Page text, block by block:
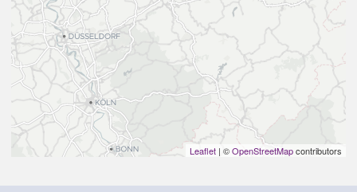
Leaflet | ©OpenStreetMapcontributors